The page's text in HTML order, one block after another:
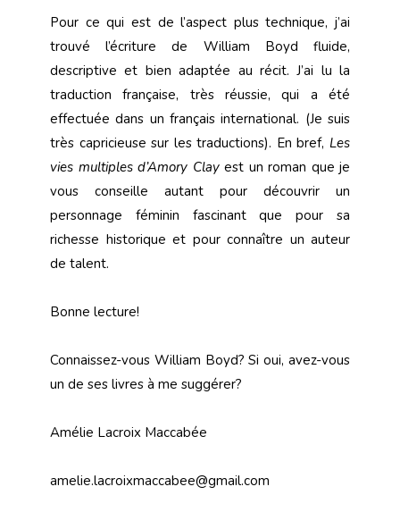
Pour ce qui est de l’aspect plus technique, j’ai
trouvé l’écriture de William Boyd fluide,
descriptive et bien adaptée au récit. J’ai lu la
traduction française, très réussie, qui a été
effectuée dans un français international. (Je suis
très capricieuse sur les traductions). En bref, Les
vies multiples d’Amory Clay est un roman que je
vous conseille autant pour découvrir un
personnage féminin fascinant que pour sa
richesse historique et pour connaître un auteur
de talent.
Bonne lecture!
Connaissez-vous William Boyd? Si oui, avez-vous
un de ses livres à me suggérer?
Amélie Lacroix Maccabée
amelie.lacroixmaccabee@gmail.com